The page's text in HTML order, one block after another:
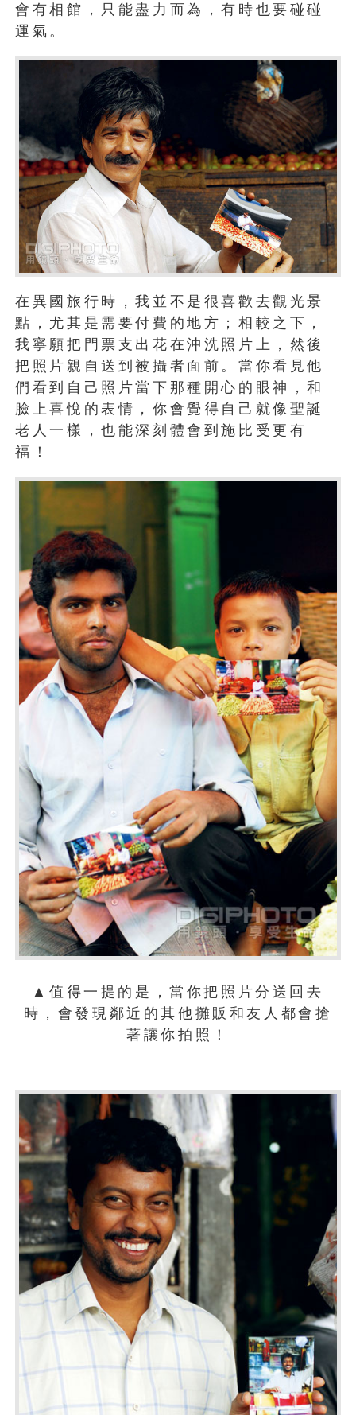
會有相館，只能盡力而為，有時也要碰碰
運氣。
在異國旅行時，我並不是很喜歡去觀光景
點，尤其是需要付費的地方；相較之下，
我寧願把門票支出花在沖洗照片上，然後
把照片親自送到被攝者面前。當你看見他
們看到自己照片當下那種開心的眼神，和
臉上喜悅的表情，你會覺得自己就像聖誕
老人一樣，也能深刻體會到施比受更有
福！
▲值得一提的是，當你把照片分送回去
時，會發現鄰近的其他攤販和友人都會搶
著讓你拍照！